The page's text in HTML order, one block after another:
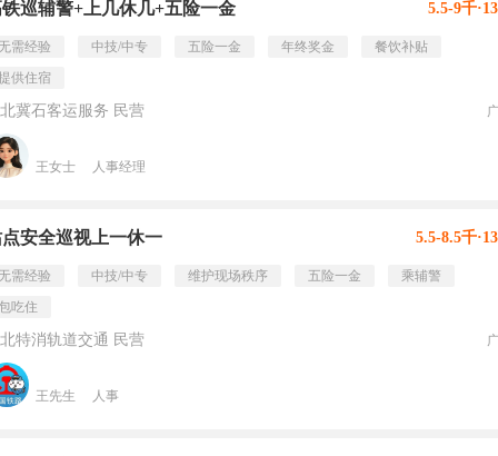
巡辅警+上几休几+五险一金 5.5-9千
需经验 中技/中专 五险一金 年终奖金
餐饮补贴
供住宿
冀石客运服务 民营
王女士 人事经理
安全巡视上一休一 5.5-8.5千
需经验 中技/中专 维护现场秩序 五险一金
乘辅警
吃住
特消轨道交通 民营
王先生 人事